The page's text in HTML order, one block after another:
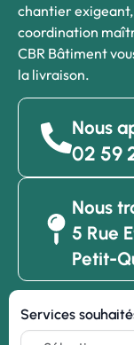
chantier
coordination
CBR Bâtiment
la livraison.
Nous
02 59
Nous
5 Rue
Petit-
Services